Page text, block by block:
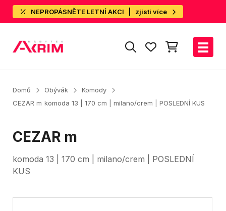
NEPROPÁSNĚTE LETNÍ AKCI zjisti více
Domů Obývák
Komody
CEZAR m komoda 13 | 170 cm | milano/crem | POSLEDNÍ KUS
CEZAR m
komoda 13 | 170 cm | milano/crem | POSLEDNÍ
KUS